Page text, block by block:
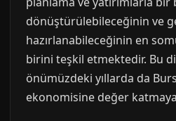
dönüştürülebileceğinin ve
hazırlanabileceğinin en
birini teşkil etmektedir. Bu
önümüzdeki yıllarda da
ekonomisine değer